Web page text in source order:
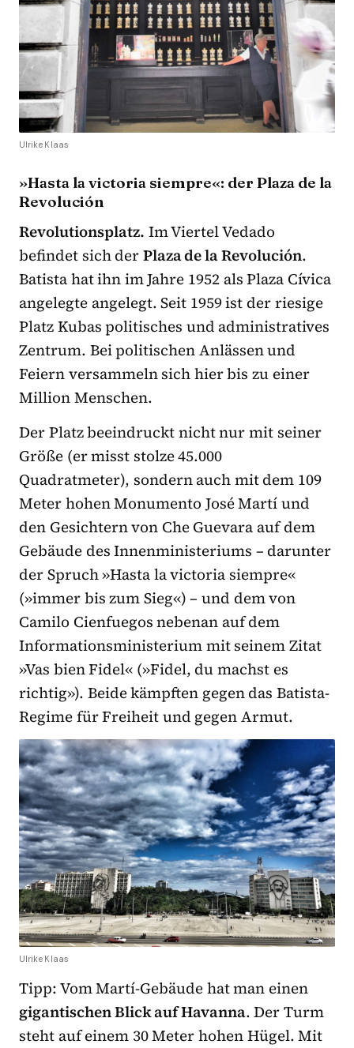
Ulrike Klaas
»Hasta la victoria siempre«: der Plaza de la
Revolución
Revolutionsplatz. Im Viertel Vedado
befindet sich derPlaza de la Revolución.
Batista hat ihn im Jahre 1952 als Plaza Cívica
angelegte angelegt. Seit 1959 ist der riesige
Platz Kubas politisches und administratives
Zentrum. Bei politischen Anlässen und
Feiern versammeln sich hier bis zu einer
Million Menschen.
Der Platz beeindruckt nicht nur mit seiner
Größe (er misst stolze 45.000
Quadratmeter), sondern auch mit dem 109
Meter hohen Monumento José Martí und
den Gesichtern von Che Guevara auf dem
Gebäude des Innenministeriums – darunter
der Spruch »Hasta la victoria siempre«
(»immer bis zum Sieg«) – und dem von
Camilo Cienfuegos nebenan auf dem
Informationsministerium mit seinem Zitat
»Vas bien Fidel« (»Fidel, du machst es
richtig»). Beide kämpften gegen das Batista-
Regime für Freiheit und gegen Armut.
Ulrike Klaas
Tipp: Vom Martí-Gebäude hat man einen
gigantischen Blick auf Havanna. Der Turm
steht auf einem 30 Meter hohen Hügel. Mit